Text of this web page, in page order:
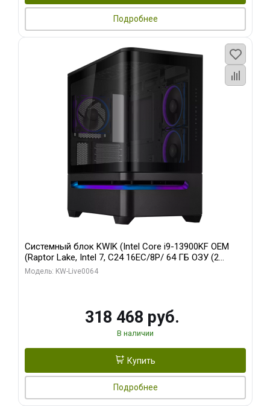
Подробнее
Системный блок KWIK (Intel Core i9-13900KF OEM
(Raptor Lake, Intel 7, C24 16EC/8P/ 64 ГБ ОЗУ (2
модуля)/ ASUS RTX5080 PROART OC 16GB GDDR7
Модель: KW-Live0064
318 468 руб.
В наличии
Купить
Подробнее